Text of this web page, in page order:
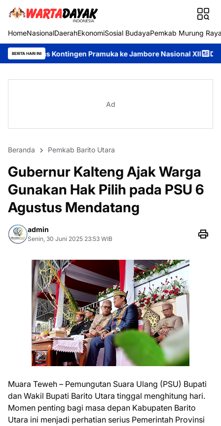
HomeNasionalDaerahEkonomiSosial BudayaPemkab Murung
BERITA HARI INIPramuka ke Jambore Nasional XII Disdukcapil Murung
Ad
Beranda Pemkab Barito Utara
Gubernur Kalteng Ajak Warga
Gunakan Hak Pilih pada PSU 6
Agustus Mendatang
admin
Senin, 30 Juni 2025 23:53 WIB
Muara Teweh – Pemungutan Suara Ulang (PSU) Bupati
dan Wakil Bupati Barito Utara tinggal menghitung hari.
Momen penting bagi masa depan Kabupaten Barito
Utara ini menjadi perhatian serius Pemerintah Provinsi